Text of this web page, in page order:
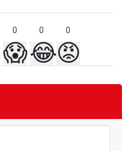
0 0 0
😱😂😡